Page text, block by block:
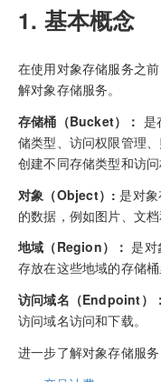
1. 基本概念
在使用对象存储服务之
解对象存储服务。
存储桶（Bucket）： 是
储类型、访问权限管理
创建不同存储类型和访问
对象（Object）: 是对
的数据，例如图片、文档
地域（Region）： 是对
存放在这些地域的存储桶
访问域名（Endpoint）：
访问域名访问和下载。
进一步了解对象存储服